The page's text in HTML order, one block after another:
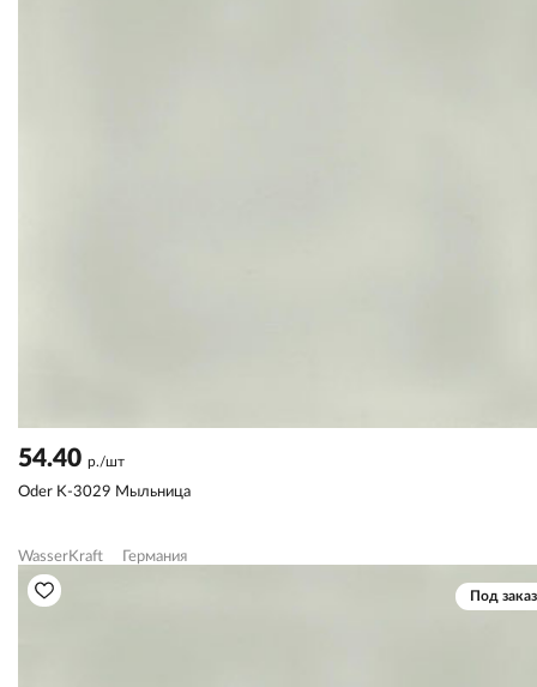
54.40 р./шт
Oder K-3029 Мыльница
WasserKraft Германия
Под заказ